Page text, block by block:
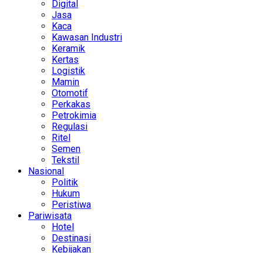
Digital
Jasa
Kaca
Kawasan Industri
Keramik
Kertas
Logistik
Mamin
Otomotif
Perkakas
Petrokimia
Regulasi
Ritel
Semen
Tekstil
Nasional
Politik
Hukum
Peristiwa
Pariwisata
Hotel
Destinasi
Kebijakan